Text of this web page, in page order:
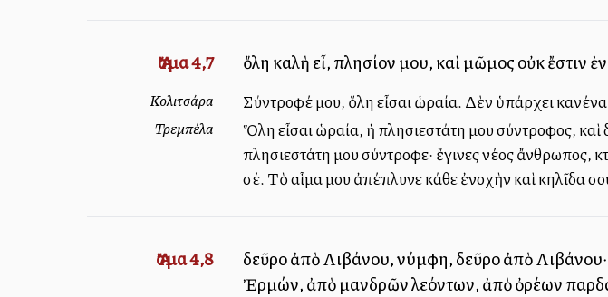
Ἄσμα 4,7 ὅλη καλὴ εἶ, πλησίον μου, καὶ μῶμος οὐκ ἔστιν
Κολιτσάρα Σύντροφέ μου, ὅλη εἶσαι ὡραία. Δὲν ὑπάρχει κανένα
Τρεμπέλα
Ὅλη εἶσαι ὡραία, ἡ πλησιεστάτη μου σύντροφος,
πλησιεστάτη μου σύντροφε· ἔγινες νέος ἄνθρωπος,
σέ. Τὸ αἷμα μου ἀπέπλυνε κάθε ἐνοχὴν καὶ κηλῖδα
Ἄσμα 4,8
δεῦρο ἀπὸ Λιβάνου, νύμφη, δεῦρο ἀπὸ
Ἐρμών, ἀπὸ μανδρῶν λεόντων, ἀπὸ ὀρέων